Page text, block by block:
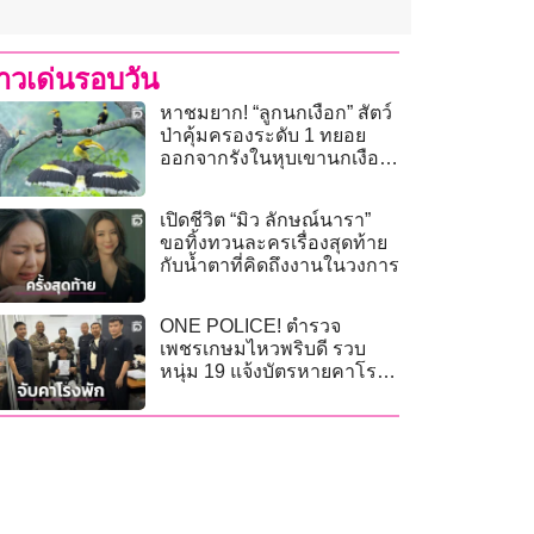
วเด่นรอบวัน
หาชมยาก! “ลูกนกเงือก” สัตว์
ป่าคุ้มครองระดับ 1 ทยอย
ออกจากรังในหุบเขานกเงือก
เปิดชีวิต “มิว ลักษณ์นารา”
ขอทิ้งทวนละครเรื่องสุดท้าย
กับน้ำตาที่คิดถึงงานในวงการ
ONE POLICE! ตำรวจ
เพชรเกษมไหวพริบดี รวบ
หนุ่ม 19 แจ้งบัตรหายคาโรง